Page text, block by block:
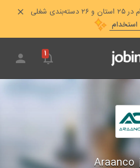
شغلی
۱
Araanco